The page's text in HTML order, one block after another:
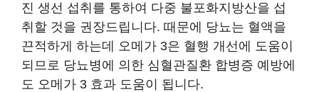
진 생선 섭취를 통하여 다중 불포화지방산을 섭
취할 것을 권장드립니다. 때문에 당뇨는 혈액을
끈적하게 하는데 오메가 3은 혈행 개선에 도움이
되므로 당뇨병에 의한 심혈관질환 합병증 예방에
도 오메가 3 효과 도움이 됩니다.